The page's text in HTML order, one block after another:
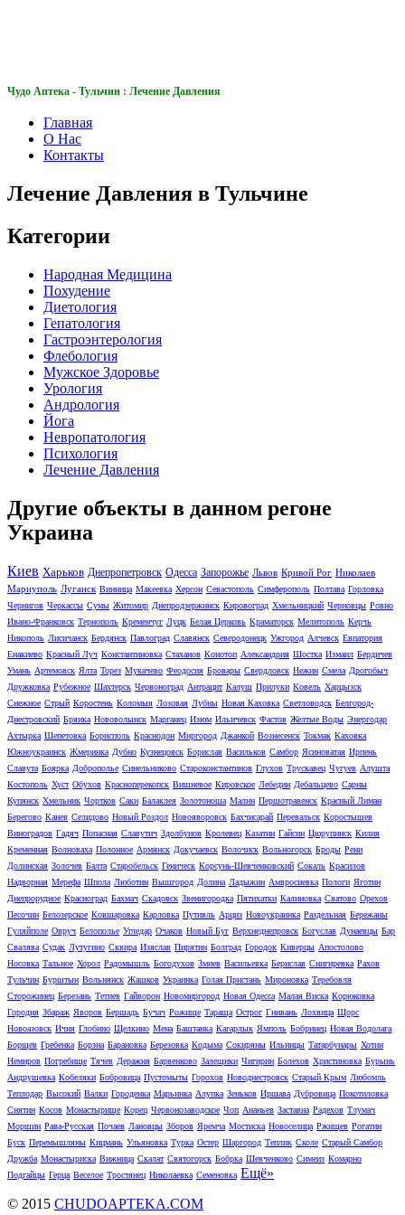
Чудо Аптека - Тульчин : Лечение Давления
Главная
О Нас
Контакты
Лечение Давления в Тульчине
Категории
Народная Медицина
Похудение
Диетология
Гепатология
Гастроэнтерология
Флебология
Мужское Здоровье
Урология
Андрология
Йога
Невропатология
Психология
Лечение Давления
Другие объекты в данном регоне
Украина
Киев Харьков Днепропетровск Одесса Запорожье Львов Кривой Рог Николаев
Мариуполь Луганск Винница Макеевка Херсон Севастополь Симферополь Полтава Горловка
Чернигов Черкассы Сумы Житомир Днепродзержинск Кировоград Хмельницкий Черновцы Ровно
Ивано-Франковск Тернополь Кременчуг Луцк Белая Церковь Краматорск Мелитополь Керчь
Никополь Лисичанск Бердянск Павлоград Славянск Северодонецк Ужгород Алчевск Евпатория
Енакиево Красный Луч Константиновка Стаханов Конотоп Александрия Шостка Измаил Бердичев
Умань Артемовск Ялта Торез Мукачево Феодосия Бровары Свердловск Нежин Смела Дрогобыч
Дружковка Рубежное Шахтерск Червоноград Антрацит Калуш Прилуки Ковель Харцызск
Снежное Стрый Коростень Коломыя Лозовая Лубны Новая Каховка Светловодск Белгород-
Днестровский Брянка Нововолынск Марганец Изюм Ильичевск Фастов Желтые Воды Энергодар
Ахтырка Шепетовка Борисполь Краснодон Миргород Джанкой Вознесенск Токмак Каховка
Южноукраинск Жмеринка Дубно Кузнецовск Борислав Васильков Самбор Ясиноватая Ирпень
Славута Боярка Доброполье Синельниково Староконстантинов Глухов Трускавец Чугуев Алушта
Костополь Хуст Обухов Красноперекопск Вишневое Кировское Лебедин Дебальцево Сарны
Купянск Хмельник Чортков Саки Балаклея Золотоноша Малин Першотравенск Красный Лиман
Берегово Канев Селидово Новый Роздол Новояворовск Бахчисарай Перевальск Коростышев
Виноградов Гадяч Попасная Славутич Здолбунов Кролевец Казатин Гайсин Цюрупинск Килия
Кременная Волноваха Полонное Армянск Докучаевск Волочиск Вольногорск Броды Рени
Долинская Золочев Балта Старобельск Геническ Корсунь-Шевченковский Сокаль Красилов
Надворная Мерефа Шпола Люботин Вышгород Долина Ладыжин Амвросиевка Пологи Яготин
Днепрорудное Красноград Бахмач Скадовск Звенигородка Пятихатки Калиновка Сватово Орехов
Песочин Белозерское Ковшаровка Карловка Путивль Арциз Новоукраинка Раздельная Бережаны
Гуляйполе Овруч Белополье Угледар Очаков Новый Буг Верхнеднепровск Богуслав Дунаевцы Бар
Свалява Судак Лутугино Сквира Изяслав Пирятин Болград Городок Киверцы Апостолово
Носовка Тальное Хорол Радомышль Богодухов Змиев Васильевка Берислав Снигиревка Рахов
Тульчин Бурштын Вольнянск Жашков Украинка Голая Пристань Мироновка Теребовля
Сторожинец Березань Тетиев Гайворон Новомиргород Новая Одесса Малая Виска Корюковка
Городня Збараж Яворов Бершадь Бучач Рожище Тараща Острог Гнивань Лохвица Щорс
Новоазовск Ичня Глобино Щелкино Мена Баштанка Кагарлык Ямполь Бобринец Новая Водолага
Борщев Гребенка Борзна Барановка Березовка Кодыма Сокиряны Ильинцы Татарбунары Хотин
Немиров Погребище Тячев Деражня Барвенково Залещики Чигирин Болехов Христиновка Бурынь
Андрушевка Кобеляки Бобровица Пустомыты Горохов Новоднестровск Старый Крым Любомль
Теплодар Высокий Валки Городенка Марьинка Алупка Зеньков Иршава Дубровица Покотиловка
Снятин Косов Монастырище Корец Червонозаводское Чоп Ананьев Заставна Радехов Тлумач
Моршин Рава-Русская Почаев Лановцы Зборов Яремча Мостиска Новоселица Ржищев Рогатин
Буск Перемышляны Кицмань Ульяновка Турка Остер Шаргород Теплик Сколе Старый Самбор
Дружба Монастыриска Вижница Скалат Святогорск Бобрка Шевченково Симеиз Комарно
Подгайцы Герца Веселое Тростянец Николаевка Семеновка Ещё»
© 2015 CHUDOAPTEKA.COM